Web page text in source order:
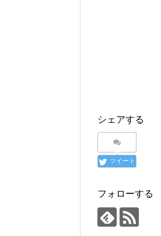
シェアする
ツイート
フォローする